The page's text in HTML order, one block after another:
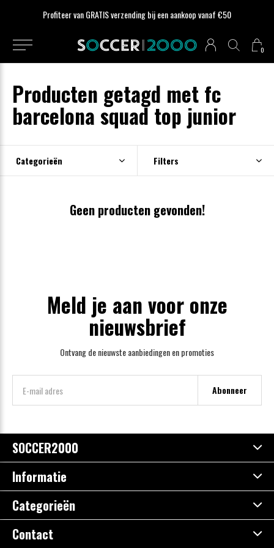
0
Profiteer van GRATIS verzending bij een aankoop vanaf €50
Producten getagd met fc
barcelona squad top junior
Categorieën Filters
Geen producten gevonden!
Meld je aan voor onze
nieuwsbrief
Ontvang de nieuwste aanbiedingen en promoties
Abonneer
SOCCER2000
Informatie
Categorieën
Contact